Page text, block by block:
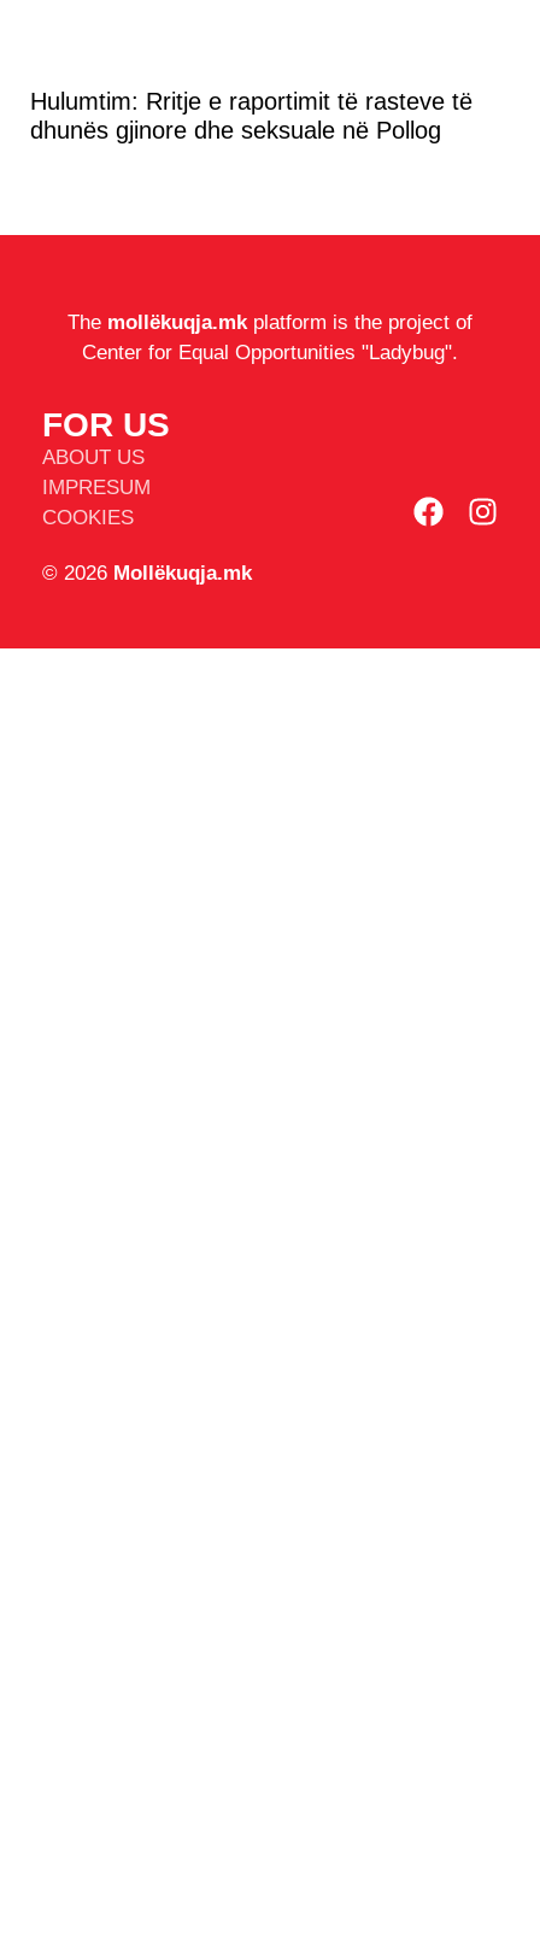
Hulumtim: Rritje e raportimit të rasteve të
dhunës gjinore dhe seksuale në Pollog
The mollëkuqja.mkplatform is the project of
Center for Equal Opportunities "Ladybug".
FOR US
ABOUT US
IMPRESUM
COOKIES
© 2026 Mollëkuqja.mk